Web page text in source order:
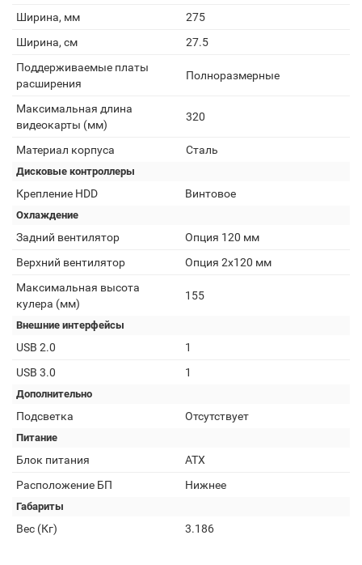
Ширина, мм
275
Ширина, см
27.5
Поддерживаемые платы
расширения
Полноразмерные
Максимальная длина
видеокарты (мм)
320
Материал корпуса Сталь
Дисковые контроллеры
Крепление HDD Винтовое
Охлаждение
Задний вентилятор
Опция 120 мм
Верхний вентилятор
Опция 2х120 мм
Максимальная высота
кулера (мм)
155
Внешние интерфейсы
USB 2.0
1
USB 3.0
1
Дополнительно
Подсветка Отсутствует
Питание
Блок питания
АТХ
Расположение БП
Нижнее
Габариты
Вес (Кг) 3.186